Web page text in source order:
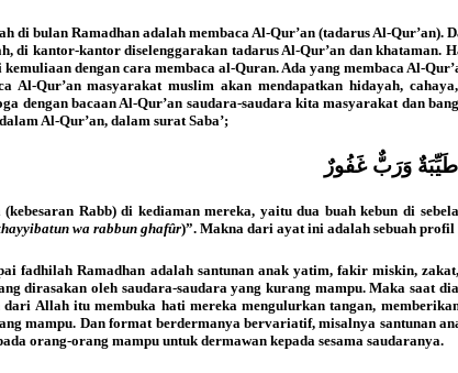
di bulan Ramadhan adalah membaca Al-Qur’an (tadarus Al-
di kantor-kantor diselenggarakan tadarus Al-Qur’an dan khataman.
dengan cara membaca al-Quran. Ada yang membaca Al-
Al-Qur’an masyarakat muslim akan mendapatkan hidayah,
dengan bacaan Al-Qur’an saudara-saudara kita masyarakat dan
Al-Qur’an, dalam surat Saba’;
وَرَبٌّ غَفُورٌ
(kebesaran Rabb) di kediaman mereka, yaitu dua buah kebun di
wa rabbun ghafûr)”. Makna dari ayat ini adalah sebuah
fadhilah Ramadhan adalah santunan anak yatim, fakir miskin,
dirasakan oleh saudara-saudara yang kurang mampu. Maka saat
Allah itu membuka hati mereka mengulurkan tangan,
mampu. Dan format berdermanya bervariatif, misalnya santunan
orang-orang mampu untuk dermawan kepada sesama saudaranya.